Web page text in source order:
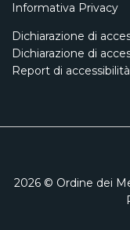
Informativa Privacy
Dichiarazione di
Dichiarazione di
Report di accessibilità
2026© Ordine dei